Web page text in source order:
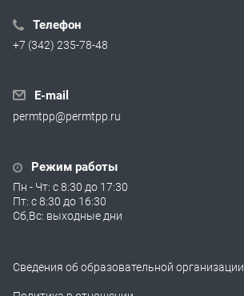
Телефон
+7 (342) 235-78-48
E-mail
permtpp@permtpp.ru
Режим работы
Пн - Чт: с 8:30 до 17:30
Пт: с 8:30 до 16:30
Сб,Вс: выходные дни
Сведения об образовательной организации